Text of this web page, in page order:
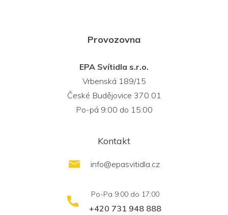
Provozovna
EPA Svítidla s.r.o.
Vrbenská 189/15
České Budějovice 370 01
Po-pá 9:00 do 15:00
Kontakt
info@epasvitidla.cz
+420 731 948 888